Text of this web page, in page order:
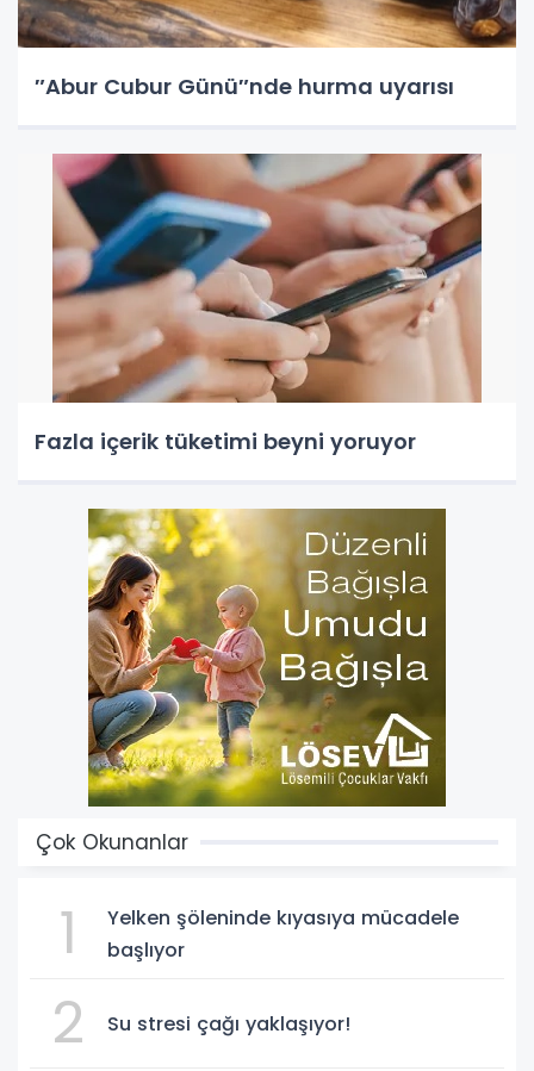
″Abur Cubur Günü″nde hurma uyarısı
Fazla içerik tüketimi beyni yoruyor
Çok Okunanlar
1
Yelken şöleninde kıyasıya mücadele
başlıyor
2 Su stresi çağı yaklaşıyor!